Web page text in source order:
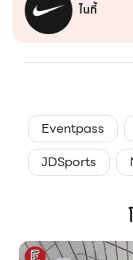
ไนกี้
Eventpass
JDSports